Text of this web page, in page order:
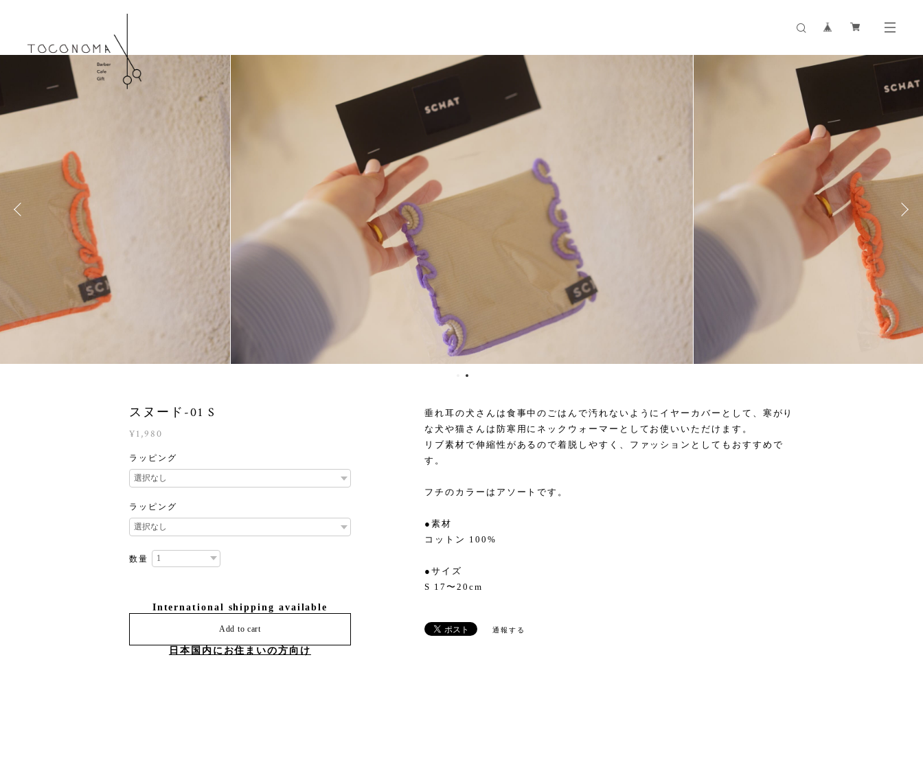
スヌード-01 S
¥1,980
ラッピング
ラッピング
数量
International shipping available
Add to cart
日本国内にお住まいの方向け
垂れ耳の犬さんは食事中のごはんで汚れないようにイヤーカバーとして、寒がり
な犬や猫さんは防寒用にネックウォーマーとしてお使いいただけます。
リブ素材で伸縮性があるので着脱しやすく、ファッションとしてもおすすめで
す。
フチのカラーはアソートです。
●素材
コットン 100%
●サイズ
S 17〜20cm
通報する